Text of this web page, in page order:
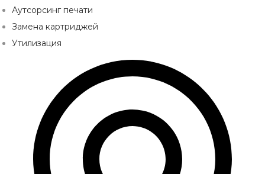
Аутсорсинг печати
Замена картриджей
Утилизация